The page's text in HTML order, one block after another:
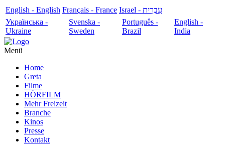
English - English Français - France
עִבְרִית - Israel
Українська -
Ukraine
Svenska -
Sweden
Português -
Brazil
English -
India
Menü
Home
Greta
Filme
HÖRFILM
Mehr Freizeit
Branche
Kinos
Presse
Kontakt